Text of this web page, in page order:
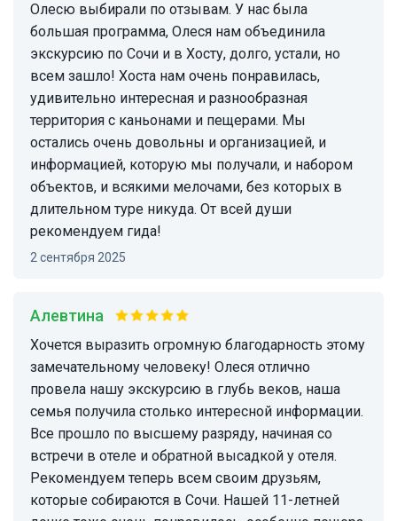
Олесю выбирали по отзывам. У нас была
большая программа, Олеся нам объединила
экскурсию по Сочи и в Хосту, долго, устали, но
всем зашло! Хоста нам очень понравилась,
удивительно интересная и разнообразная
территория с каньонами и пещерами. Мы
остались очень довольны и организацией, и
информацией, которую мы получали, и набором
объектов, и всякими мелочами, без которых в
длительном туре никуда. От всей души
рекомендуем гида!
2 сентября 2025
Алевтина
Хочется выразить огромную благодарность этому
замечательному человеку! Олеся отлично
провела нашу экскурсию в глубь веков, наша
семья получила столько интересной информации.
Все прошло по высшему разряду, начиная со
встречи в отеле и обратной высадкой у отеля.
Рекомендуем теперь всем своим друзьям,
которые собираются в Сочи. Нашей 11-летней